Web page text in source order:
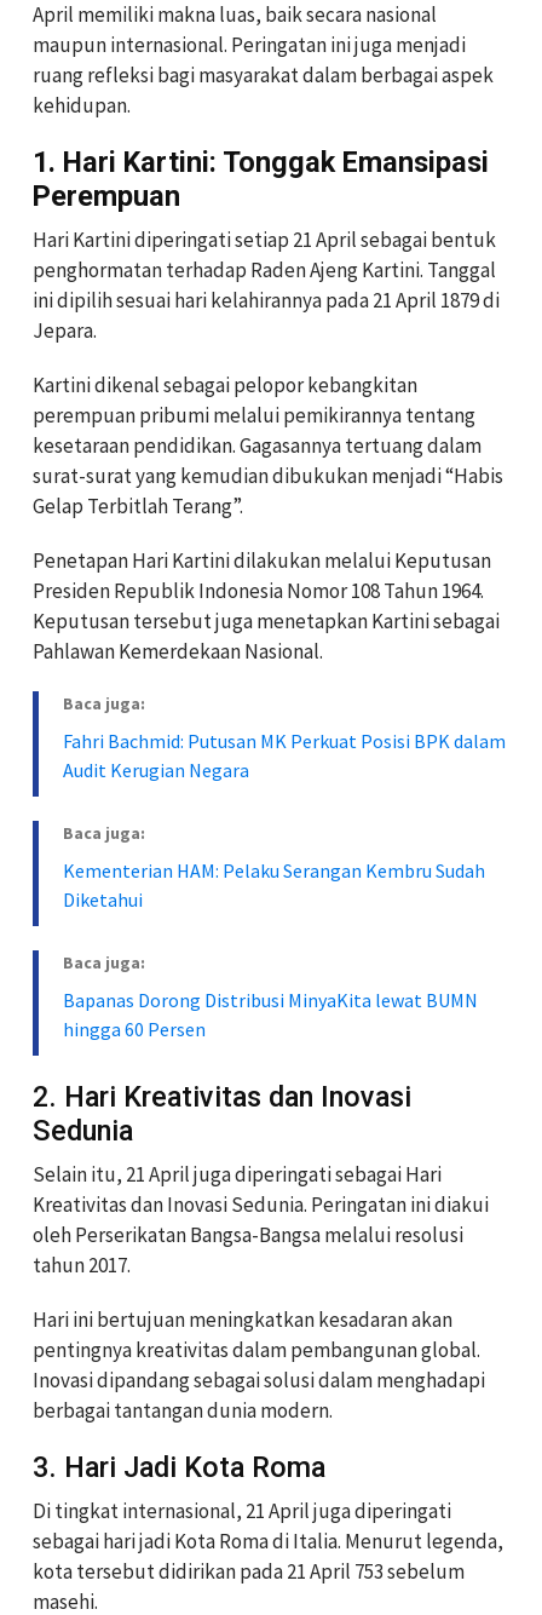
April memiliki makna luas, baik secara nasional
maupun internasional. Peringatan ini juga menjadi
ruang refleksi bagi masyarakat dalam berbagai aspek
kehidupan.
1. Hari Kartini: Tonggak Emansipasi
Perempuan
Hari Kartini diperingati setiap 21 April sebagai bentuk
penghormatan terhadap Raden Ajeng Kartini. Tanggal
ini dipilih sesuai hari kelahirannya pada 21 April 1879 di
Jepara.
Kartini dikenal sebagai pelopor kebangkitan
perempuan pribumi melalui pemikirannya tentang
kesetaraan pendidikan. Gagasannya tertuang dalam
surat-surat yang kemudian dibukukan menjadi “Habis
Gelap Terbitlah Terang”.
Penetapan Hari Kartini dilakukan melalui Keputusan
Presiden Republik Indonesia Nomor 108 Tahun 1964.
Keputusan tersebut juga menetapkan Kartini sebagai
Pahlawan Kemerdekaan Nasional.
Baca juga:
Fahri Bachmid: Putusan MK Perkuat Posisi BPK dalam
Audit Kerugian Negara
Baca juga:
Kementerian HAM: Pelaku Serangan Kembru Sudah
Diketahui
Baca juga:
Bapanas Dorong Distribusi MinyaKita lewat BUMN
hingga 60 Persen
2. Hari Kreativitas dan Inovasi
Sedunia
Selain itu, 21 April juga diperingati sebagai Hari
Kreativitas dan Inovasi Sedunia. Peringatan ini diakui
oleh Perserikatan Bangsa-Bangsa melalui resolusi
tahun 2017.
Hari ini bertujuan meningkatkan kesadaran akan
pentingnya kreativitas dalam pembangunan global.
Inovasi dipandang sebagai solusi dalam menghadapi
berbagai tantangan dunia modern.
3. Hari Jadi Kota Roma
Di tingkat internasional, 21 April juga diperingati
sebagai hari jadi Kota Roma di Italia. Menurut legenda,
kota tersebut didirikan pada 21 April 753 sebelum
masehi.